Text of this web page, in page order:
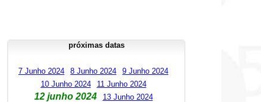
próximas datas
7 Junho 2024 8 Junho 2024
9 Junho 2024
10 Junho 2024
11 Junho 2024
12 junho 2024
13 Junho 2024